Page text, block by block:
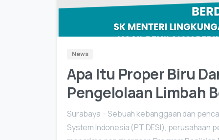
News
Apa Itu Proper Biru
Pengelolaan Limbah
Surabaya – Sebuah kebanggaan dan
System Indonesia (PT DESI), perusahaan